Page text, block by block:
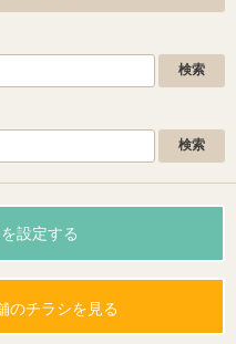
設定する
のチラシを見る